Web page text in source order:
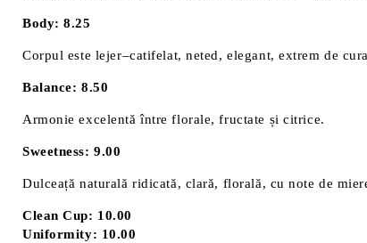
Body: 8.25
Corpul este lejer–catifelat, neted, elegant, extrem de
Balance: 8.50
Armonie excelentă între florale, fructate și citrice.
Sweetness: 9.00
Dulceață naturală ridicată, clară, florală, cu note de
Clean Cup: 10.00
Uniformity: 10.00